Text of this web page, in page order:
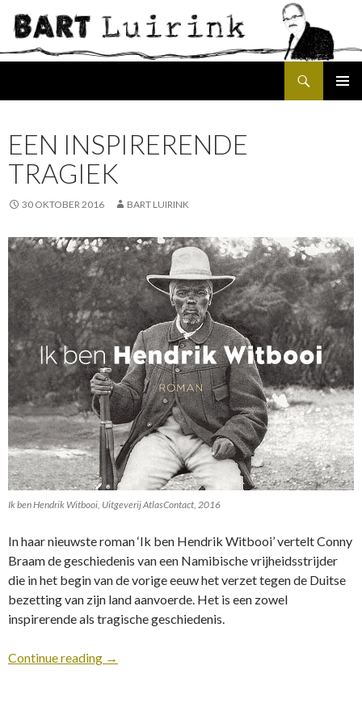
EEN INSPIRERENDE
TRAGIEK
30 OKTOBER 2016 BART LUIRINK
Ik ben Hendrik Witbooi, Uitgeverij AtlasContact, 2016
In haar nieuwste roman ‘Ik ben Hendrik Witbooi’ vertelt Conny
Braam de geschiedenis van een Namibische vrijheidsstrijder
die in het begin van de vorige eeuw het verzet tegen de Duitse
bezetting van zijn land aanvoerde. Het is een zowel
inspirerende als tragische geschiedenis.
Continue reading →